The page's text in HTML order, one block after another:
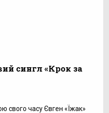
сингл «Крок за
свого часу Євген «Їжак»